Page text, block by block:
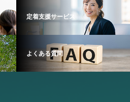
定着支援サービス
よくある質問